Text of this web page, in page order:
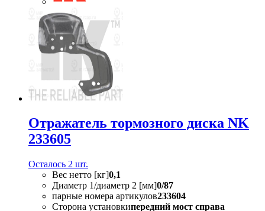
Отражатель тормозного диска NK
233605
Осталось 2 шт.
Вес нетто [кг]0,1
Диаметр 1/диаметр 2 [мм]0/87
парные номера артикулов233604
Сторона установкипередний мост справа